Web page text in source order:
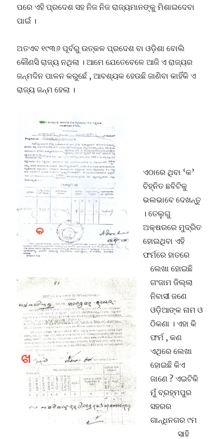
ପରେ ଏହି ପ୍ରଦେଶ ସହ ନିଜ ନିଜ ରାଜ୍ୟମାନଙ୍କୁ ମିଶାଇଦେବା
ପାଇଁ ।
ଅତଏବ ୧୯୩୬ ପୂର୍ବରୁ ଉତ୍କଳ ପ୍ରଦେଶ ବା ଓଡ଼ିଶା ବୋଲି
କୌଣସି ରାଜ୍ୟ ନଥିଲା । ଆମେ ଯେତେବେଳେ ଆଜି ଏ ରାଜ୍ୟର
ଜନ୍ମଦିନ ପାଳନ କରୁଛେଁ , ଆବଶ୍ୟକ ହେଉଛି ଜାଣିବା କାହିଁକି ଏ
ରାଜ୍ୟ ଜନ୍ମ ହେଲା ।
ଏଠାରେ ଥିବା ‘କ’
ଚିହ୍ନିତ ଛବିଟିକୁ
ଭଲଭାବେ ଦେଖନ୍ତୁ
। ତେଲୁଗୁ
ଅକ୍ଷରରେ ମୁଦ୍ରିତ
ହୋଇଥିବା ଏହି
ଫର୍ମରେ ହାତରେ
ଲେଖା ହୋଇଛି
ଗଂଜାମ ଜିଲ୍ଲା
ନିବାସୀ ଜଣେ
ଓଡ଼ିଆଙ୍କ ନାମ ଓ
ଠିକଣା । ଏହା କି
ଫର୍ମ , କଣ
ଏଥିରେ ଲେଖା
ହୋଇଛି କିଏ
ଜାଣେ ? ଏଇଟିକି
ମୁଁ ବ୍ରହ୍ମପୁର
ସହରର
ଗାନ୍ଧିନଗର ୯ମ
ସାହି